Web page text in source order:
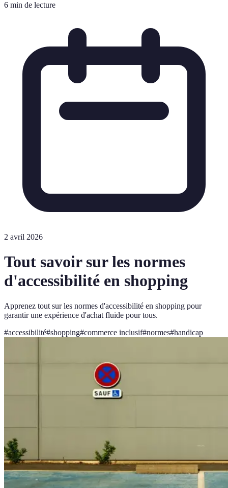
6 min de lecture
2 avril 2026
Tout savoir sur les normes
d'accessibilité en shopping
Apprenez tout sur les normes d'accessibilité en shopping pour
garantir une expérience d'achat fluide pour tous.
#accessibilité#shopping#commerce inclusif#normes#handicap